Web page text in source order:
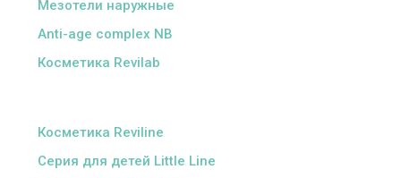
Мезотели наружные
Anti-age complex NB
Косметика Revilab
Косметика Reviline
Серия для детей Little Line